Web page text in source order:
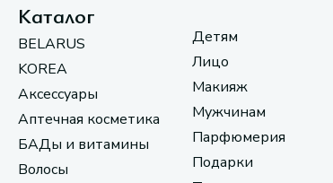
Каталог
BELARUS
KOREA
Аксессуары
Аптечная косметика
БАДы и витамины
Волосы
Детям
Лицо
Макияж
Мужчинам
Парфюмерия
Подарки